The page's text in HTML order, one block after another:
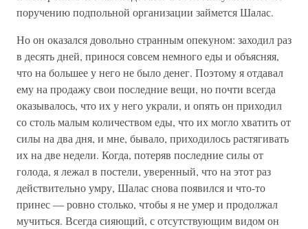
поручению подпольной организации займется Шалас.
Но он оказался довольно странным опекуном: заходил раз
в десять дней, принося совсем немного еды и объясняя,
что на большее у него не было денег. Поэтому я отдавал
ему на продажу свои последние вещи, но почти всегда
оказывалось, что их у него украли, и опять он приходил
со столь малым количеством еды, что их могло хватить от
силы на два дня, и мне, бывало, приходилось растягивать
их на две недели. Когда, потеряв последние силы от
голода, я лежал в постели, уверенный, что на этот раз
действительно умру, Шалас снова появился и что-то
принес — ровно столько, чтобы я не умер и продолжал
мучиться. Всегда сияющий, с отсутствующим видом он